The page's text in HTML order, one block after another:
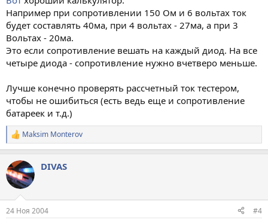
Например при сопротивлении 150 Ом и 6 вольтах ток
будет составлять 40ма, при 4 вольтах - 27ма, а при 3
Вольтах - 20ма.
Это если сопротивление вешать на каждый диод. На все
четыре диода - сопротивление нужно вчетверо меньше.
Лучше конечно проверять рассчетный ток тестером,
чтобы не ошибиться (есть ведь еще и сопротивление
батареек и т.д.)
Р
е
к
ц
и
Maksim Monterov
DIVAS
24 Ноя 2004 #4